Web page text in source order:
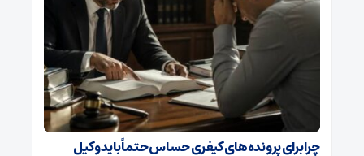
چرا برای پرونده‌های کیفری حساس حتماً باید وکیل